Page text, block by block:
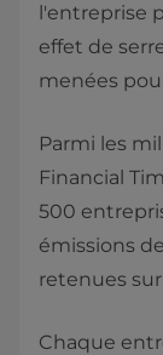
l'entreprise
effet de
menées
Parmi les
Financial
500
émissions
retenues sur
Chaque